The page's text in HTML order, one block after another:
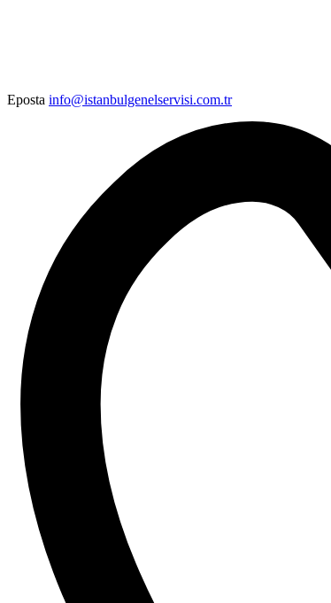
Eposta info@istanbulgenelservisi.com.tr